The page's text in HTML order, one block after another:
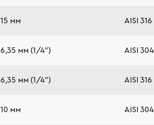
15 мм AISI 316
6,35 мм (1/4") AISI 304
6,35 мм (1/4") AISI 316
10 мм AISI 304